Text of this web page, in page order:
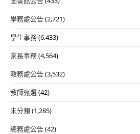
學務處公告(2,721)
學生事務(6,433)
家長事務(4,564)
教務處公告(3,532)
教師甄選(42)
未分類(1,285)
總務處公告(42)